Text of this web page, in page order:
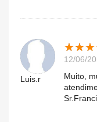
Luis.r
★★★
★★★
12/06/
Muito,